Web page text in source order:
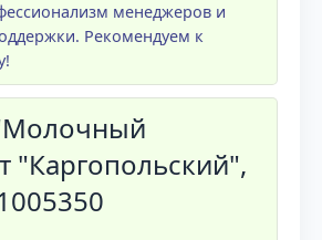
менеджеров и
Рекомендуем к
"Каргопольский",